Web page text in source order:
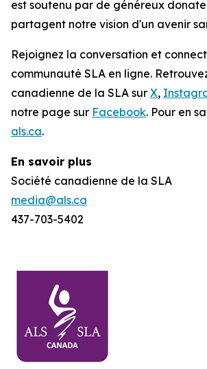
est soutenu par de généreux
partagent notre vision d'un avenir
Rejoignez la conversation et
communauté SLA en ligne.
canadienne de la SLA sur X,
notre page sur Facebook. Pour en
als.ca.
En savoir plus
Société canadienne de la SLA
media@als.ca
437-703-5402